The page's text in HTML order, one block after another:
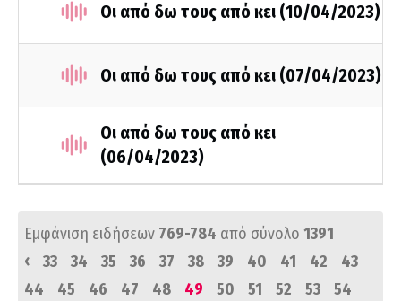
Οι από δω τους από κει (10/04/2023)
Οι από δω τους από κει (07/04/2023)
Οι από δω τους από κει
(06/04/2023)
Εμφάνιση ειδήσεων 769-784 από σύνολο 1391
‹
33 34 35 36 37 38 39 40 41 42
43
44
45 46 47 48 49 50 51 52 53
54